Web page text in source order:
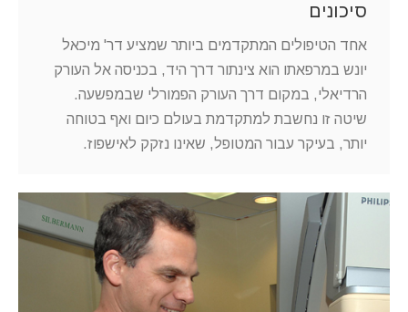
סיכונים
אחד הטיפולים המתקדמים ביותר שמציע דר' מיכאל
יונש במרפאתו הוא צינתור דרך היד, בכניסה אל העורק
הרדיאלי, במקום דרך העורק הפמורלי שבמפשעה.
שיטה זו נחשבת למתקדמת בעולם כיום ואף בטוחה
יותר, בעיקר עבור המטופל, שאינו נזקק לאישפוז.